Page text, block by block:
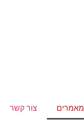
מאמרים צור קשר